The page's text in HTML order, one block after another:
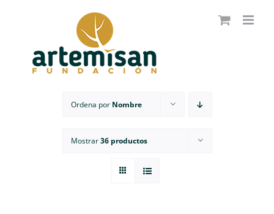
Ordena por Nombre
Mostrar36 productos